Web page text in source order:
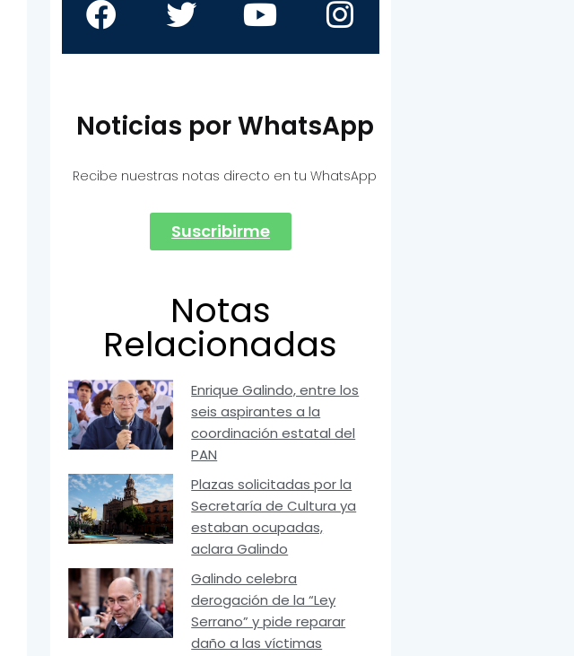
Noticias por WhatsApp
Recibe nuestras notas directo en tu WhatsApp
Suscribirme
Notas
Relacionadas
Enrique Galindo, entre los
seis aspirantes a la
coordinación estatal del
PAN
Plazas solicitadas por la
Secretaría de Cultura ya
estaban ocupadas,
aclara Galindo
Galindo celebra
derogación de la “Ley
Serrano” y pide reparar
daño a las víctimas